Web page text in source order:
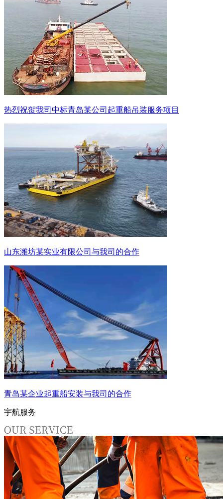
热烈祝贺我司中标青岛某公司起重船吊装服务项目
山东潍坊某实业有限公司与我司的合作
青岛某企业起重船安装与我司的合作
宇航服务